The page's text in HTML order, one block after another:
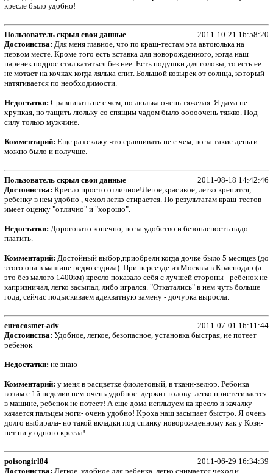
кресле было удобно!
Пользователь скрыл свои данные
2011-10-21 16:58:20
Достоинства: Для меня главное, что по краш-тестам эта автоюлька на
первом месте. Кроме того есть вставка для новорожденного, когда наш
паренек подрос стал кататься без нее. Есть подушки для головы, то есть ее
не мотает на кочках когда лялька спит. Большой козырек от солнца, который
натягивается по необходимости.
Недостатки: Сравнивать не с чем, но люлька очень тяжелая. Я дама не
хрупкая, но тащить люльку со спящим чадом было ооооочень тяжко. Под
силу только мужчине.
Комментарий: Еще раз скажу что сравнивать не с чем, но за такие деньги
можно было и получше.
Пользователь скрыл свои данные
2011-08-18 14:42:46
Достоинства: Кресло просто отличное!Легое,красивое, легко крепится,
ребенку в нем удобно , чехол легко стирается. По результатам краш-тестов
имеет оценку "отлично" и "хорошо".
Недостатки: Дороговато конечно, но за удобство и безопасность надо
платить.
Комментарий: Достойный выбор,приобрели когда дочке было 5 месяцев (до
этого она в машине редко ездила). При переезде из Москвы в Краснодар (а
это без малого 1400км) кресло показало себя с лучшей стороны - ребенок не
капризничал, легко засыпал, либо игрался. "Откатались" в нем чуть больше
года, сейчас подыскиваем адекватную замену - дочурка выросла.
eurocosmet-adv
2011-07-01 16:11:44
Достоинства: Удобное, легкое, безопасное, установка быстрая, не потеет
ребенок
Недостатки: не знаю
Комментарий: у меня в расцветке фиолетовый, в ткани-велюр. Ребонка
возим с 1й неделив нем-очень удобное. держит голову. легко пристегивается
в машине, ребенок не потеет! А еще дома испльзуем ка кресло и качалку-
качается пальцем ноги- очень удобно! Кроха наш засыпает быстро. Я очень
долго выбирала- но такой вкладки под спинку новорожденному как у Кози-
нет ни у одного кресла!
poisongirl84
2011-06-29 16:34:39
Достоинства: Легкое, удобное для ребенка, легко снимается чехол и